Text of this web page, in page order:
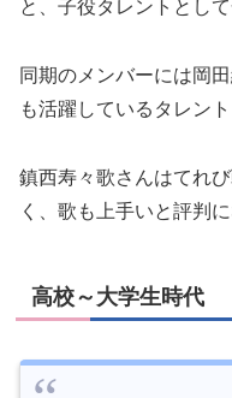
と、子役タレントとし
同期のメンバーには岡
も活躍しているタレン
鎮西寿々歌さんはてれ
く、歌も上手いと評判
高校～大学生時代